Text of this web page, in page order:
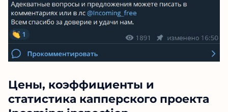
Цены, коэффициенты и
статистика капперского проекта